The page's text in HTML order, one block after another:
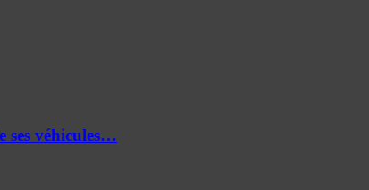
ses véhicules…